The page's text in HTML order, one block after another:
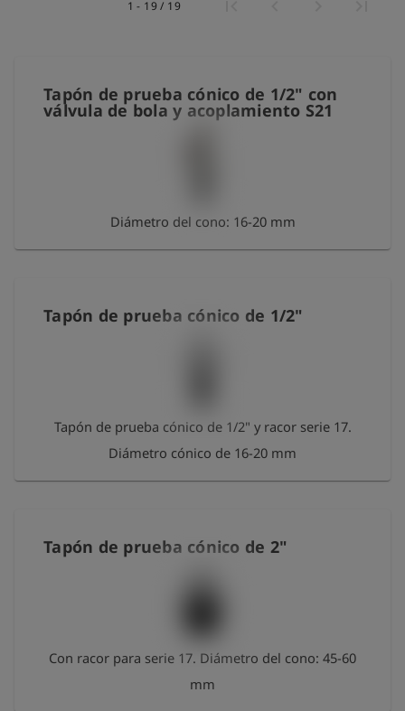
1 - 19 / 19
Tapón de prueba cónico de 1/2" con
válvula de bola y acoplamiento S21
Diámetro del cono: 16-20 mm
Tapón de prueba cónico de 1/2"
Tapón de prueba cónico de 1/2" y racor serie 17.
Diámetro cónico de 16-20 mm
Tapón de prueba cónico de 2"
Con racor para serie 17. Diámetro del cono: 45-60
mm